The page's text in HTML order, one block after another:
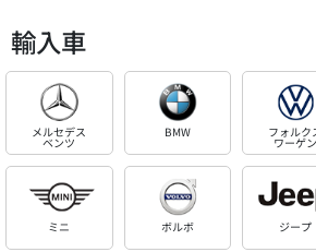
輸入車
メルセデス
ベンツ
BMW フォルク
ワーゲン
ミニ ボルボ ジープ